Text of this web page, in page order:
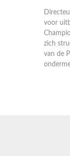
voor
zich
van de